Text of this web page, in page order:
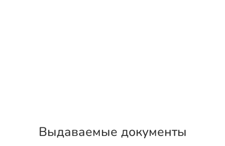
Выдаваемые документы